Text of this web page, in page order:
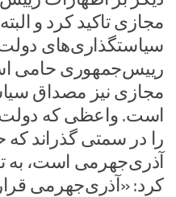
مجازی تاکید کرد و
سیاستگذاری‌های دولت
رییس‌جمهوری حامی
مجازی نیز مصداق
است. واعظی که
را در سمتی گذراند که
آذری‌جهرمی است، به
کرد: «آذری‌جهرمی